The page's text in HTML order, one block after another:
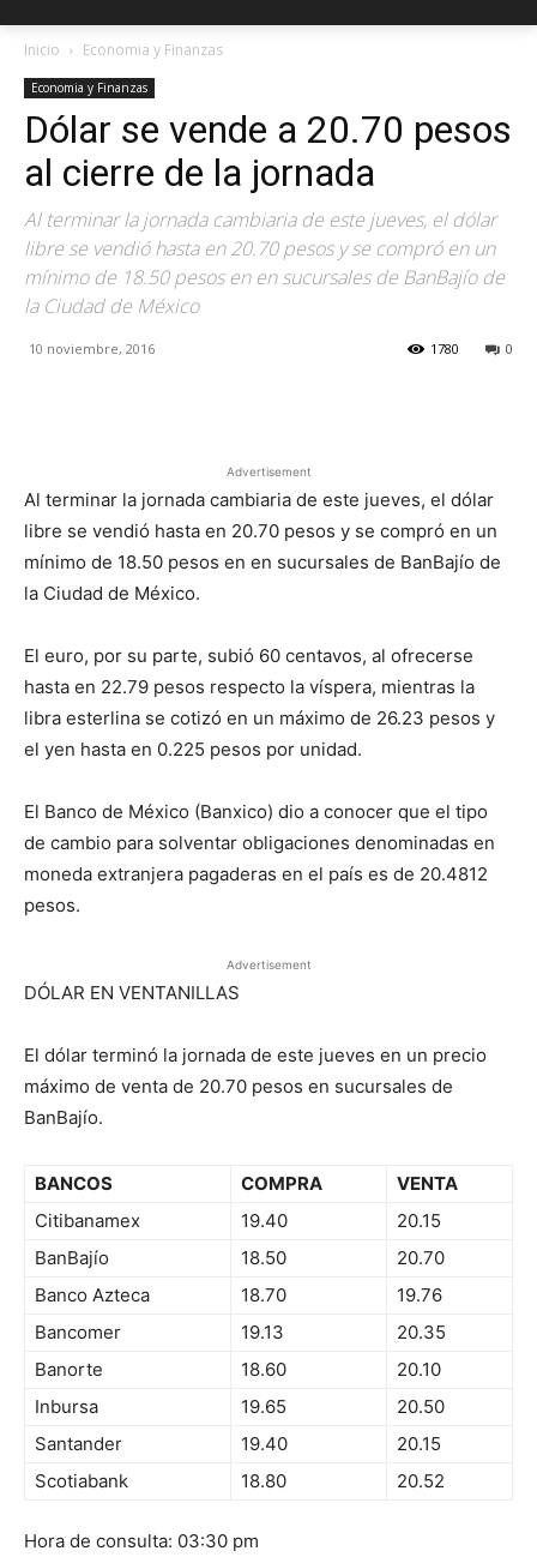
Inicio Economia y Finanzas
Economia y Finanzas
Dólar se vende a 20.70 pesos
al cierre de la jornada
Al terminar la jornada cambiaria de este jueves, el dólar
libre se vendió hasta en 20.70 pesos y se compró en un
mínimo de 18.50 pesos en en sucursales de BanBajío de
la Ciudad de México
10 noviembre, 2016 0
1780
Advertisement
Al terminar la jornada cambiaria de este jueves, el dólar
libre se vendió hasta en 20.70 pesos y se compró en un
mínimo de 18.50 pesos en en sucursales de BanBajío de
la Ciudad de México.
El euro, por su parte, subió 60 centavos, al ofrecerse
hasta en 22.79 pesos respecto la víspera, mientras la
libra esterlina se cotizó en un máximo de 26.23 pesos y
el yen hasta en 0.225 pesos por unidad.
El Banco de México (Banxico) dio a conocer que el tipo
de cambio para solventar obligaciones denominadas en
moneda extranjera pagaderas en el país es de 20.4812
pesos.
Advertisement
DÓLAR EN VENTANILLAS
El dólar terminó la jornada de este jueves en un precio
máximo de venta de 20.70 pesos en sucursales de
BanBajío.
BANCOS COMPRA
VENTA
Citibanamex
19.40
20.15
BanBajío
18.50
20.70
Banco Azteca
18.70
19.76
Bancomer
19.13
20.35
Banorte
18.60
20.10
Inbursa
19.65
20.50
Santander
19.40
20.15
Scotiabank
18.80 20.52
Hora de consulta: 03:30 pm